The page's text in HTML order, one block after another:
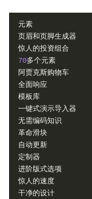
元素
页眉和页脚生成器
惊人的投资组合
70多个元素
阿贾克斯购物车
全面响应
模板库
一键式演示导入器
无需编码知识
革命滑块
自动更新
定制器
进阶版式选项
惊人的速度
干净的设计